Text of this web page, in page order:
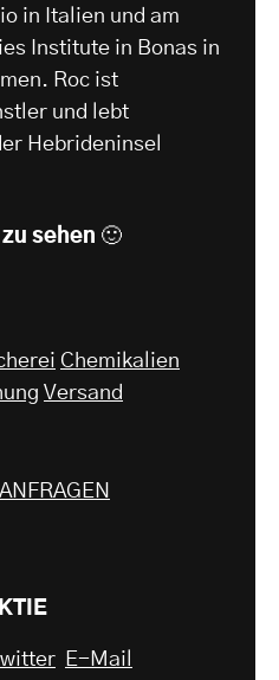
in Italien und am
Institute in Bonas in
Roc ist
und lebt
Hebrideninsel
sehen 🙂
Chemikalien
Versand
E-Mail